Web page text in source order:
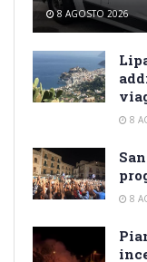
8 AGOSTO 2026
8
8